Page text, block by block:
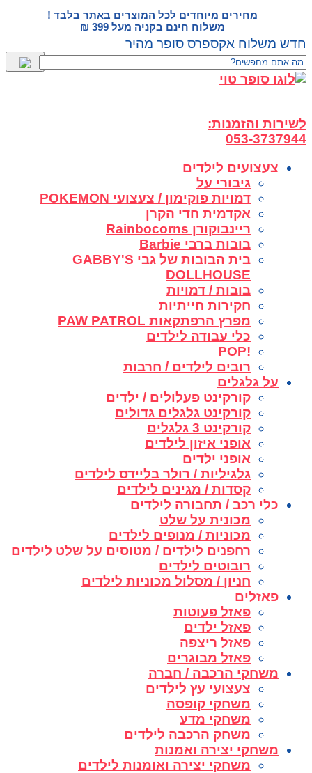
מחירים מיוחדים לכל המוצרים באתר בלבד !
משלוח חינם בקניה מעל 399 ₪
חדש משלוח אקספרס סופר מהיר
לשירות והזמנות:
053-3737944
צעצועים לילדים
גיבורי על
דמויות פוקימון / צעצועי POKEMON
אקדמית חדי הקרן
ריינבוקורן Rainbocorns
בובות ברבי Barbie
בית הבובות של גבי GABBY'S
DOLLHOUSE
בובות / דמויות
חקירות חייתיות
מפרץ הרפתקאות PAW PATROL
כלי עבודה לילדים
!POP
רובים לילדים / חרבות
על גלגלים
קורקינט פעלולים / ילדים
קורקינט גלגלים גדולים
קורקינט 3 גלגלים
אופני איזון לילדים
אופני ילדים
גלגיליות / רולר בליידס לילדים
קסדות / מגינים לילדים
כלי רכב / תחבורה לילדים
מכונית על שלט
מכוניות / מנופים לילדים
רחפנים לילדים / מטוסים על שלט לילדים
רובוטים לילדים
חניון / מסלול מכוניות לילדים
פאזלים
פאזל פעוטות
פאזל ילדים
פאזל ריצפה
פאזל מבוגרים
משחקי הרכבה / חברה
צעצועי עץ לילדים
משחקי קופסה
משחקי מדע
משחק הרכבה לילדים
משחקי יצירה ואמנות
משחקי יצירה ואומנות לילדים